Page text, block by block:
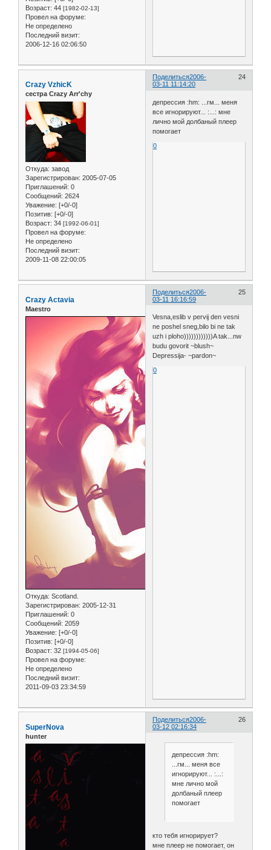
Возраст: 44 [1982-02-13]
Провел на форуме:
Не определено
Последний визит:
2006-12-16 02:06:50
Поделиться 24
2006-
03-11 11:14:20
Crazy VzhicK
сестра Crazy Arr'chy
Откуда: завод
Зарегистрирован: 2005-07-05
Приглашений: 0
Сообщений: 2624
Уважение: [+0/-0]
Позитив: [+0/-0]
Возраст: 34 [1992-06-01]
Провел на форуме:
Не определено
Последний визит:
2009-11-08 22:00:05
депрессия :hm: ...гм... меня
все игнорируют... :...: мне
лично мой долбаный плеер
помогает
0
Поделиться 25
2006-
03-11 16:16:59
Crazy Actavia
Maestro
Откуда: Scotland.
Зарегистрирован: 2005-12-31
Приглашений: 0
Сообщений: 2059
Уважение: [+0/-0]
Позитив: [+0/-0]
Возраст: 32 [1994-05-06]
Провел на форуме:
Не определено
Последний визит:
2011-09-03 23:34:59
Vesna,eslib v pervij den vesni
ne poshel sneg,bilo bi ne tak
uzh i ploho))))))))))))A tak...nw
budu govorit ~blush~
Depressija- ~pardon~
0
Поделиться 26
2006-
03-12 02:16:34
SuperNova
hunter
депрессия :hm:
...гм... меня все
игнорируют... :...:
мне лично мой
долбаный плеер
помогает
кто тебя игнорирует?
мне плеер не помогает, он